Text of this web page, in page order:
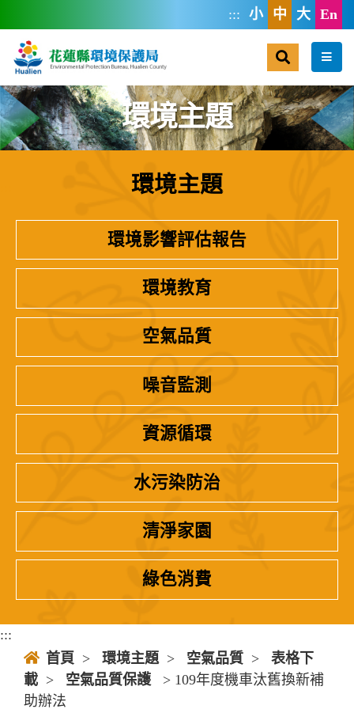
::: 小 中 大 En
選單
環境主題
環境主題
環境影響評估報告
環境教育
空氣品質
噪音監測
資源循環
水污染防治
清淨家園
綠色消費
:::
首頁 > 環境主題 > 空氣品質 >
表格下
載 > 空氣品質保護
> 109年度機車汰舊換新補
助辦法